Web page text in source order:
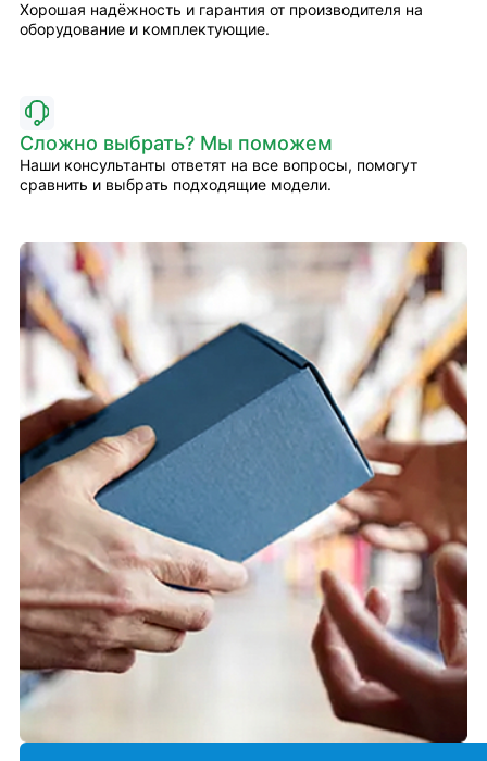
Хорошая надёжность и гарантия от производителя на
оборудование и комплектующие.
Сложно выбрать? Мы поможем
Наши консультанты ответят на все вопросы, помогут
сравнить и выбрать подходящие модели.